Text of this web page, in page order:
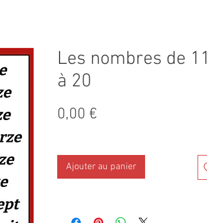
Les nombres de 11
à 20
0,00 €
Ajouter au panier